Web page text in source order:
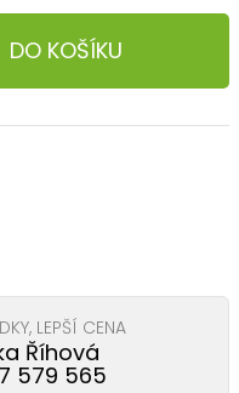
DO KOŠÍKU
LEPŠÍ CENA
Říhová
579 565